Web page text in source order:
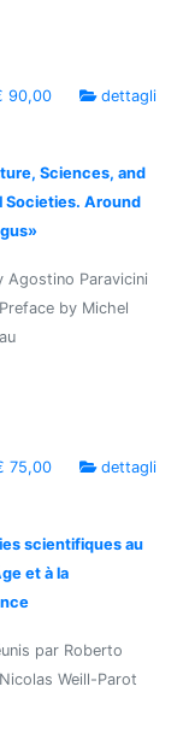
dettagli
Sciences, and
Societies. Around
Agostino Paravicini
by Michel
dettagli
scientifiques au
et à la
par Roberto
Weill-Parot